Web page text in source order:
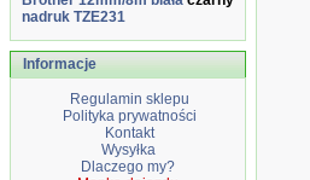
nadruk TZE231
Informacje
Regulamin sklepu
Polityka prywatności
Kontakt
Wysyłka
Dlaczego my?